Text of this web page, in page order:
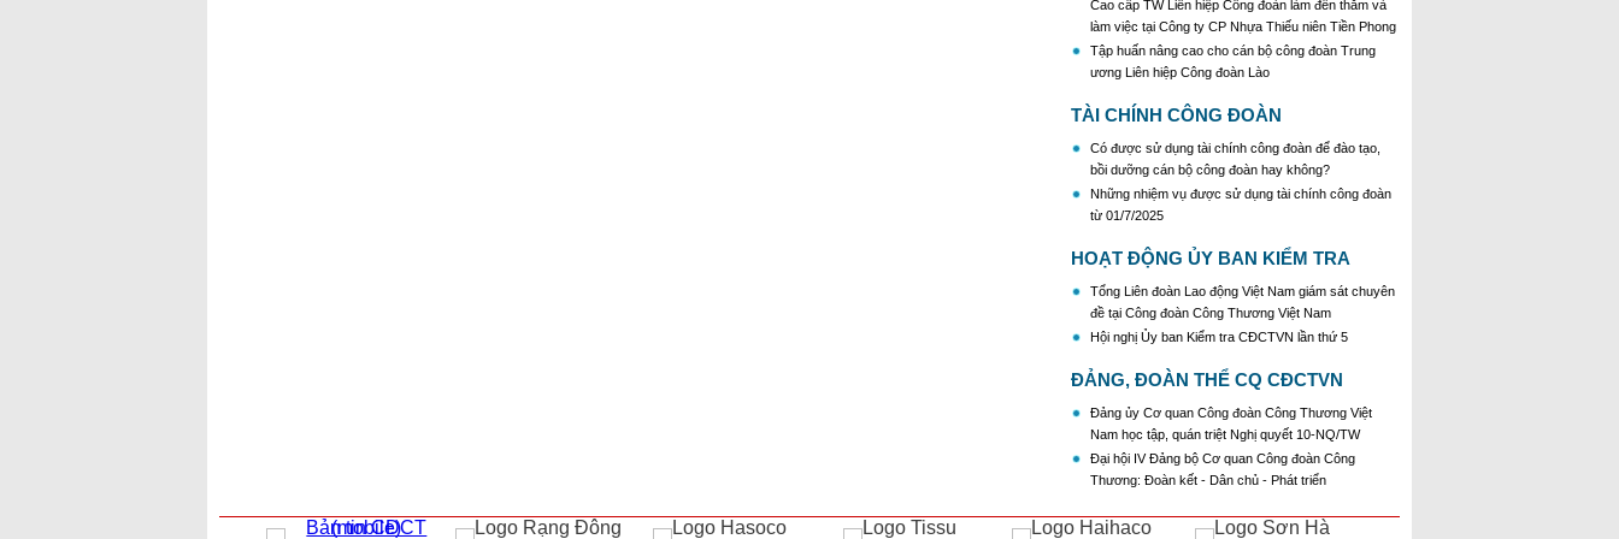
Cao cấp TW Liên hiệp Công đoàn làm đến thăm và
làm việc tại Công ty CP Nhựa Thiếu niên Tiền Phong
Tập huấn nâng cao cho cán bộ công đoàn Trung
ương Liên hiệp Công đoàn Lào
TÀI CHÍNH CÔNG ĐOÀN
Có được sử dụng tài chính công đoàn để đào tạo,
bồi dưỡng cán bộ công đoàn hay không?
Những nhiệm vụ được sử dụng tài chính công đoàn
từ 01/7/2025
HOẠT ĐỘNG ỦY BAN KIỂM TRA
Tổng Liên đoàn Lao động Việt Nam giám sát chuyên
đề tại Công đoàn Công Thương Việt Nam
Hội nghị Ủy ban Kiểm tra CĐCTVN lần thứ 5
ĐẢNG, ĐOÀN THỂ CQ CĐCTVN
Đảng ủy Cơ quan Công đoàn Công Thương Việt
Nam học tập, quán triệt Nghị quyết 10-NQ/TW
Đại hội IV Đảng bộ Cơ quan Công đoàn Công
Thương: Đoàn kết - Dân chủ - Phát triển